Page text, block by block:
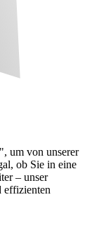
um von unserer
ob Sie in eine
– unser
effizienten